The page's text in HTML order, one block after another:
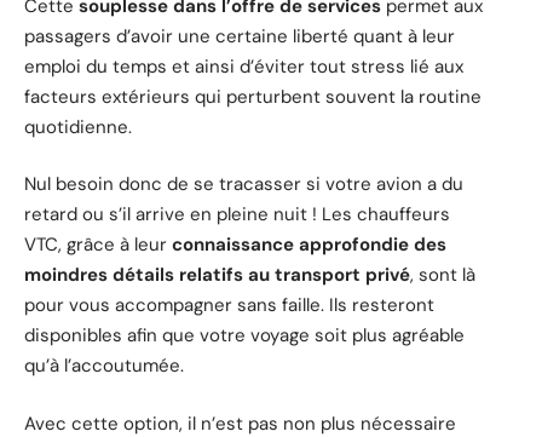
Cette souplesse dans l’offre de services permet aux
passagers d’avoir une certaine liberté quant à leur
emploi du temps et ainsi d’éviter tout stress lié aux
facteurs extérieurs qui perturbent souvent la routine
quotidienne.
Nul besoin donc de se tracasser si votre avion a du
retard ou s’il arrive en pleine nuit ! Les chauffeurs
VTC, grâce à leur connaissance approfondie des
moindres détails relatifs au transport privé, sont là
pour vous accompagner sans faille. Ils resteront
disponibles afin que votre voyage soit plus agréable
qu’à l’accoutumée.
Avec cette option, il n’est pas non plus nécessaire